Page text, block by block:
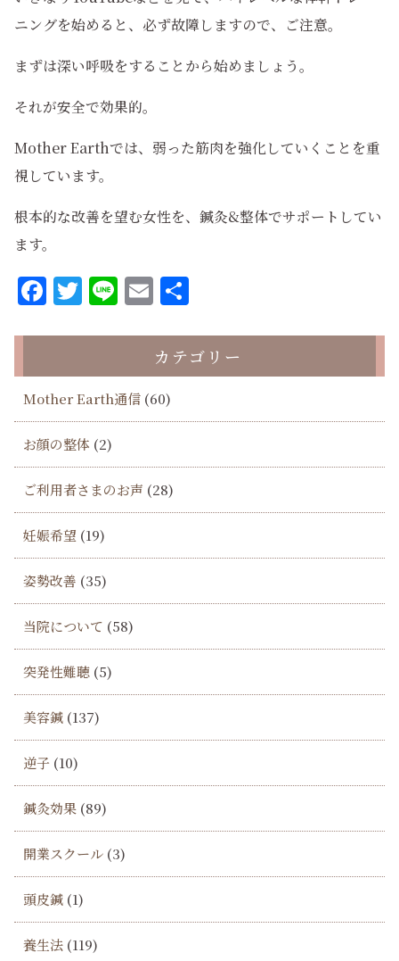
ニングを始めると、必ず故障しますので、ご注意。
まずは深い呼吸をすることから始めましょう。
それが安全で効果的。
Mother Earthでは、弱った筋肉を強化していくことを重
視しています。
根本的な改善を望む女性を、鍼灸&整体でサポートしてい
ます。
Facebook
Twitter
LineEmail
カテゴリー
Mother Earth通信 (60)
お顔の整体 (2)
ご利用者さまのお声 (28)
妊娠希望 (19)
姿勢改善 (35)
当院について (58)
突発性難聴 (5)
美容鍼 (137)
逆子 (10)
鍼灸効果 (89)
開業スクール (3)
頭皮鍼 (1)
養生法 (119)